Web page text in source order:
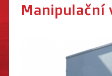
Manipulační